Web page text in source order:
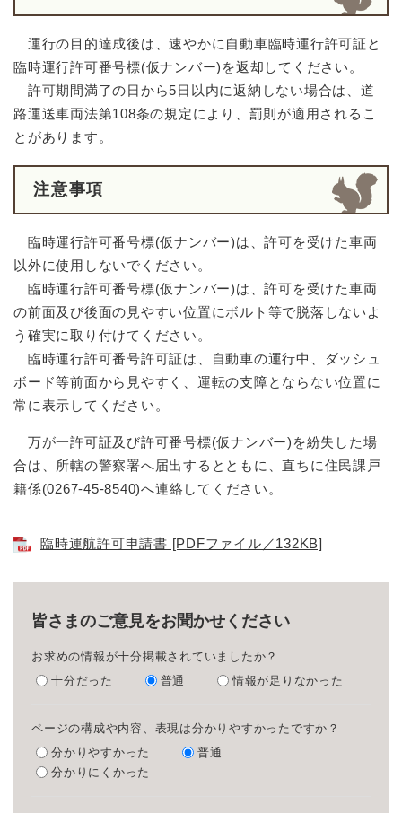
運行の目的達成後は、速やかに自動車臨時運行許可証と
臨時運行許可番号標(仮ナンバー)を返却してください。
許可期間満了の日から5日以内に返納しない場合は、道
路運送車両法第108条の規定により、罰則が適用されるこ
とがあります。
注意事項
臨時運行許可番号標(仮ナンバー)は、許可を受けた車両
以外に使用しないでください。
臨時運行許可番号標(仮ナンバー)は、許可を受けた車両
の前面及び後面の見やすい位置にボルト等で脱落しないよ
う確実に取り付けてください。
臨時運行許可番号許可証は、自動車の運行中、ダッシュ
ボード等前面から見やすく、運転の支障とならない位置に
常に表示してください。
万が一許可証及び許可番号標(仮ナンバー)を紛失した場
合は、所轄の警察署へ届出するとともに、直ちに住民課戸
籍係(0267-45-8540)へ連絡してください。
臨時運航許可申請書 [PDFファイル／132KB]
皆さまのご意見をお聞かせください
お求めの情報が十分掲載されていましたか？
十分だった
普通 情報が足りなかった
ページの構成や内容、表現は分かりやすかったですか？
分かりやすかった
普通
分かりにくかった